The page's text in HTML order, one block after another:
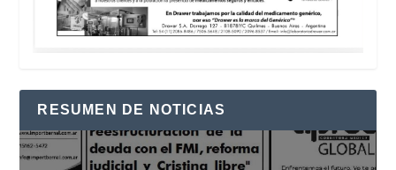
RESUMEN DE NOTICIAS
Reproductor
de